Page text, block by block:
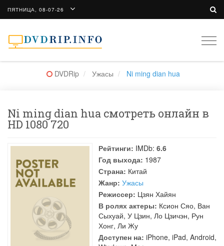
ПЯТНИЦА, 08-07-26
DVDRip Ужасы Ni ming dian hua
Ni ming dian hua смотреть онлайн в
HD 1080 720
Рейтинги: IMDb: 6.6
Год выхода: 1987
Страна: Китай
Жанр: Ужасы
Режиссер: Цзян Хайян
В ролях актеры: Ксион Сяо, Ван
Сыхуай, У Цзин, Ло Цзичэн, Рун
Хонг, Ли Жу
Доступен на: iPhone, iPad, Android,